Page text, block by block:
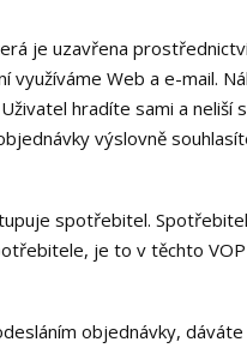
je uzavřena
využíváme Web a e-mail.
hradíte sami a neliší
výslovně
spotřebitel.
je to v těchto
objednávky,